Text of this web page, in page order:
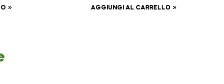
AGGIUNGI AL CARRELLO